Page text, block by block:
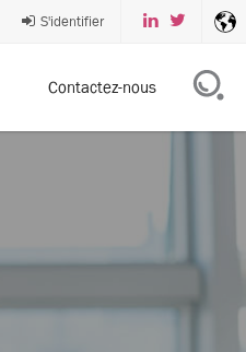
S'identifier
Contactez-nous